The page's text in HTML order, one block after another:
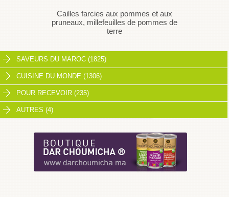
Cailles farcies aux pommes et aux
pruneaux, millefeuilles de pommes de
terre
SAVEURS DU MAROC (1825)
CUISINE DU MONDE (1306)
POUR RECEVOIR (235)
AUTRES (4)